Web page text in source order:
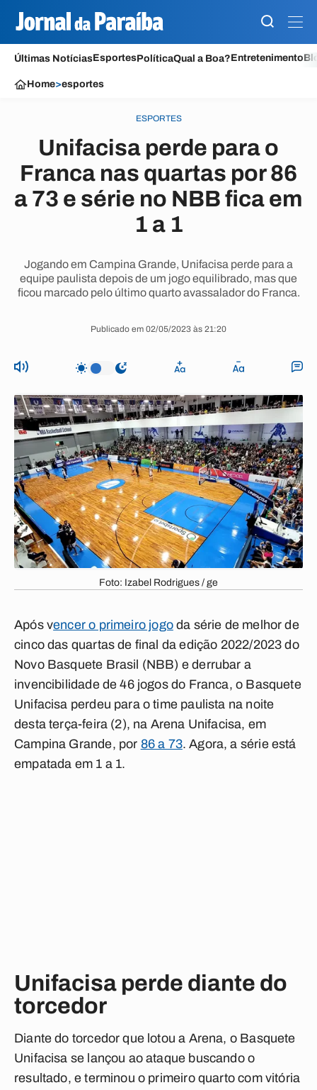
Últimas NotíciasEsportesPolíticaQual a Boa?Entretenimento
Home>esportes
ESPORTES
Unifacisa perde para o
Franca nas quartas por 86
a 73 e série no NBB fica em
1 a 1
Jogando em Campina Grande, Unifacisa perde para a
equipe paulista depois de um jogo equilibrado, mas que
ficou marcado pelo último quarto avassalador do Franca.
Publicado em 02/05/2023 às 21:20
Foto: Izabel Rodrigues / ge
Após vencer o primeiro jogoda série de melhor de
cinco das quartas de final da edição 2022/2023 do
Novo Basquete Brasil (NBB) e derrubar a
invencibilidade de 46 jogos do Franca, o Basquete
Unifacisa perdeu para o time paulista na noite
desta terça-feira (2), na Arena Unifacisa, em
Campina Grande, por 86 a 73. Agora, a série está
empatada em 1 a 1.
Unifacisa perde diante do
torcedor
Diante do torcedor que lotou a Arena, o Basquete
Unifacisa se lançou ao ataque buscando o
resultado, e terminou o primeiro quarto com vitória